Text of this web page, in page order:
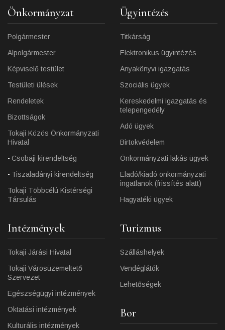
Önkormányzat
Polgármester
Alpolgármester
Képviselő testület
Testületi ülések
Rendeletek
Bizottságok
Tokaji Közös Önkormányzati
Hivatal
Csobaji kirendeltség
Tiszaladányi kirendeltség
Tokaji Többcélú Kistérségi
Társulás
Ügyintézés
Titkárság
Elektronikus ügyintézés
Anyakönyvi igazgatás
Szociális ügyek
Kereskedelmi igazgatás és
telepengedély
Adó ügyek
Birtokvédelem
Önkormányzati lakás ügyek
Eladó/kiadó önkormányzati
ingatlanok (frissítés alatt)
Hagyatéki ügyek
Intézmények
Tokaji Járási Hivatal
Tokaji Városüzemeltető
Szervezet
Egészségügyi intézmények
Oktatási intézmények
Kulturális intézmények
Turizmus
Szálláshelyek
Vendéglátók
Lehetőségek
Bor